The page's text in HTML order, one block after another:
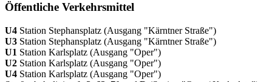
Öffentliche Verkehrsmittel
U4 Station Stephansplatz (Ausgang "Kärntner Straße")
U3 Station Stephansplatz (Ausgang "Kärntner Straße")
U1 Station Karlsplatz (Ausgang "Oper")
U2 Station Karlsplatz (Ausgang "Oper")
U4 Station Karlsplatz (Ausgang "Oper")